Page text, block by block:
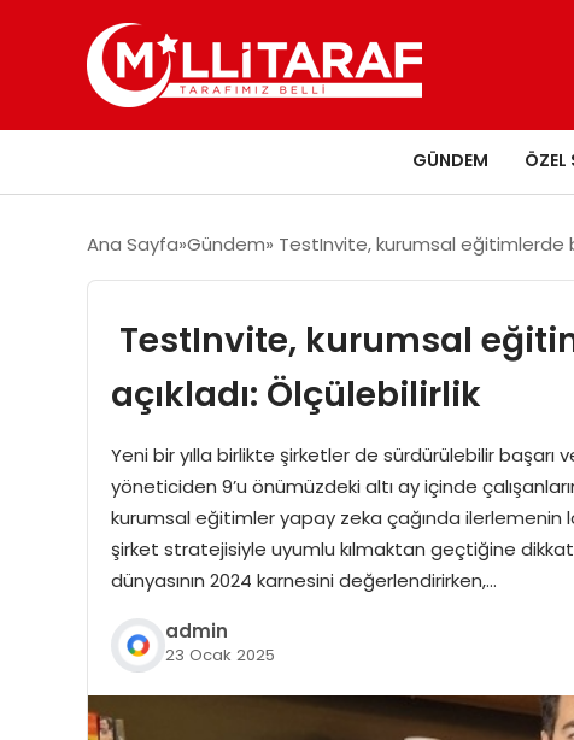
GÜNDEM ÖZEL
Ana Sayfa Gündem TestInvite, kurumsal eğitimlerde
TestInvite, kurumsal
açıkladı: Ölçülebilirlik
Yeni bir yılla birlikte şirketler de sürdürülebilir başarı
yöneticiden 9’u önümüzdeki altı ay içinde
kurumsal eğitimler yapay zeka çağında ilerlemenin
şirket stratejisiyle uyumlu kılmaktan geçtiğine
dünyasının 2024 karnesini değerlendirirken,…
admin
23 Ocak 2025